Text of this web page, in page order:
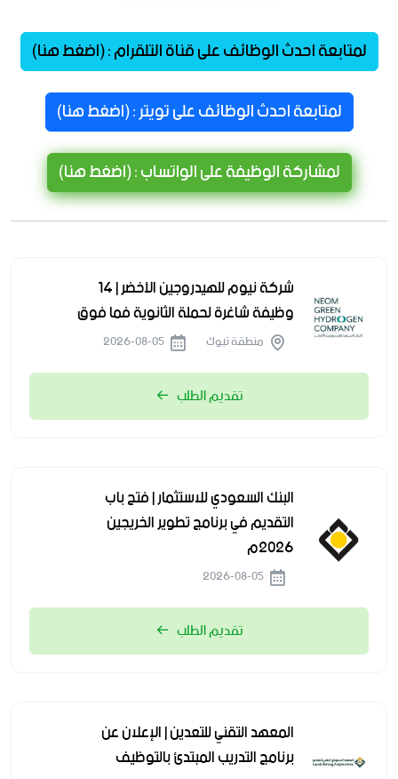
لمتابعة احدث الوظائف على قناة التلقرام : (اضغط هنا)
لمتابعة احدث الوظائف على تويتر : (اضغط هنا)
لمشاركة الوظيفة على الواتساب : (اضغط هنا)
شركة نيوم للهيدروجين الأخضر | 14
وظيفة شاغرة لحملة الثانوية فما فوق
منطقة تبوك
تقديم الطلب
البنك السعودي للاستثمار | فتح باب
التقديم في برنامج تطوير الخريجين
2026م
تقديم الطلب
المعهد التقني للتعدين | الإعلان عن
برنامج التدريب المبتدئ بالتوظيف